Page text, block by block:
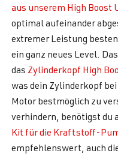
aus unserem High Boost
optimal aufeinander
extremer Leistung
ein ganz neues Level.
das Zylinderkopf High
was dein Zylinderkopf
Motor bestmöglich zu
verhindern, benötigst du
Kit für die Kraftstoff-
empfehlenswert, auch